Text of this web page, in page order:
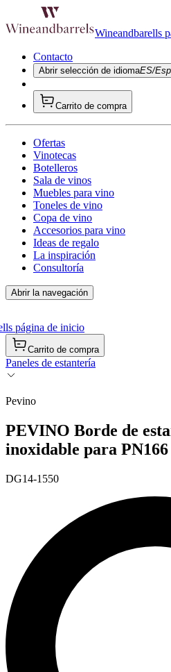
Wineandbarells
Contacto
Abrir selección de idiomaES/
Carrito de compra
Ofertas
Vinotecas
Botelleros
Sala de vinos
Muebles para vino
Toneles de vino
Copa de vino
Accesorios para vino
Ideas de regalo
La inspiración
Consultoría
Abrir la navegación
página de inicio
Carrito de compra
Paneles de estantería
Pevino
PEVINO Borde de
inoxidable para PN166
DG14-1550